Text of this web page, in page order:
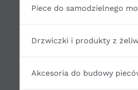
Piece do samodzielnego
Drzwiczki i produkty z
Akcesoria do budowy